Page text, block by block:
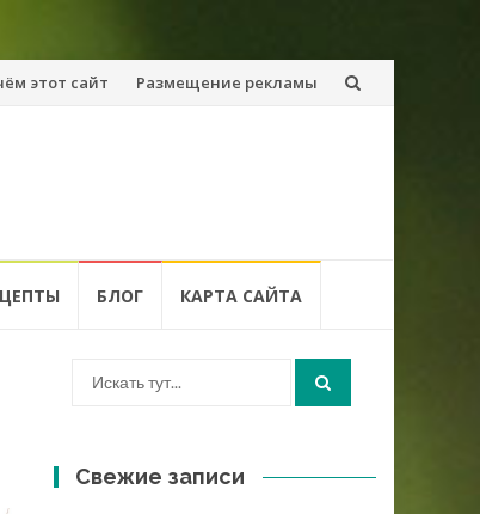
этот сайт Размещение рекламы
БЛОГ КАРТА САЙТА
Свежие записи